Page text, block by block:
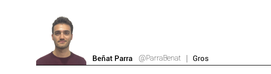
Beñat Parra @ParraBenat Gros